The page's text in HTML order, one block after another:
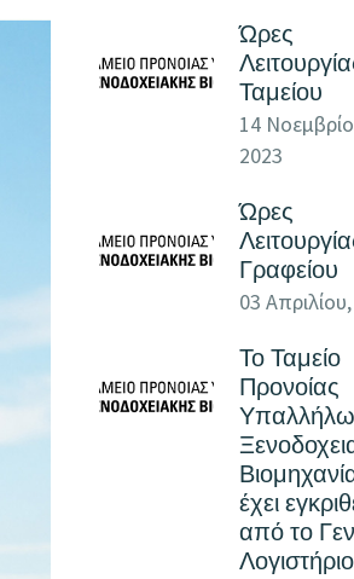
Ώρες
Ταμείου
14
2023
Ώρες
Γραφείου
03
Το Ταμείο
Προνοίας
έχει
από το
Λογιστήριο